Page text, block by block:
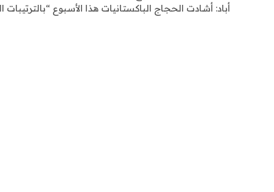
أباد: أشادت الحجاج الباكستانيات هذا الأسبوع “بالترتيبات